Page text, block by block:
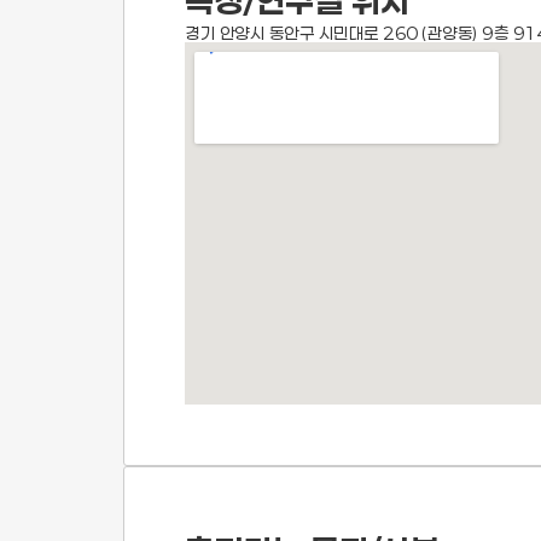
경기 안양시 동안구 시민대로 260 (관양동) 9층